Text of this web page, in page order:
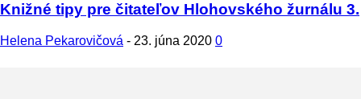
Knižné tipy pre čitateľov Hlohovského žurnálu 3.
Helena Pekarovičová - 23. júna 2020 0